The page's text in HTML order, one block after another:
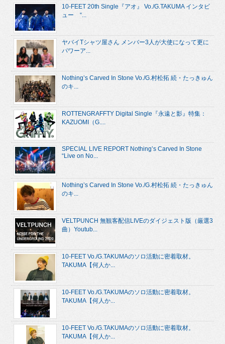
10-FEET 20th Single『アオ』 Vo./G.TAKUMA インタビ
ュー “...
ヤバイTシャツ屋さん メンバー3人が大使になって更に
パワーア...
Nothing’s Carved In Stone Vo./G.村松拓 続・たっきゅん
のキ...
ROTTENGRAFFTY Digital Single『永遠と影』特集：
KAZUOMI（G....
SPECIAL LIVE REPORT Nothing’s Carved In Stone
“Live on No...
Nothing’s Carved In Stone Vo./G.村松拓 続・たっきゅん
のキ...
VELTPUNCH 無観客配信LIVEのダイジェスト版（厳選3
曲）Youtub...
10-FEET Vo./G.TAKUMAのソロ活動に密着取材。
TAKUMA【何人か...
10-FEET Vo./G.TAKUMAのソロ活動に密着取材。
TAKUMA【何人か...
10-FEET Vo./G.TAKUMAのソロ活動に密着取材。
TAKUMA【何人か...